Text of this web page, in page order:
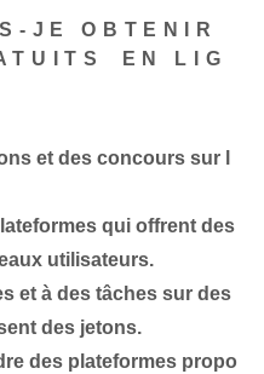
JE OBTENIR
EN LIG
et des concours sur l
qui offrent des
utilisateurs.
et à des tâches sur des
des jetons.
des plateformes propo